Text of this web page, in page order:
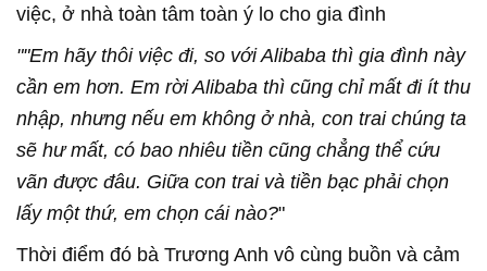
việc, ở nhà toàn tâm toàn ý lo cho gia đình
""Em hãy thôi việc đi, so với Alibaba thì gia đình này
cần em hơn. Em rời Alibaba thì cũng chỉ mất đi ít thu
nhập, nhưng nếu em không ở nhà, con trai chúng ta
sẽ hư mất, có bao nhiêu tiền cũng chẳng thể cứu
vãn được đâu. Giữa con trai và tiền bạc phải chọn
lấy một thứ, em chọn cái nào?"
Thời điểm đó bà Trương Anh vô cùng buồn và cảm